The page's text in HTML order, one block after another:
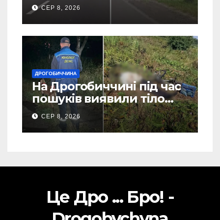
СЕР 8, 2026
ДРОГОБИЧЧИНА
На Дрогобиччині під час
пошуків виявили тіло
зниклого чоловіка (Фото)
СЕР 8, 2026
Це Дро ... Бро! -